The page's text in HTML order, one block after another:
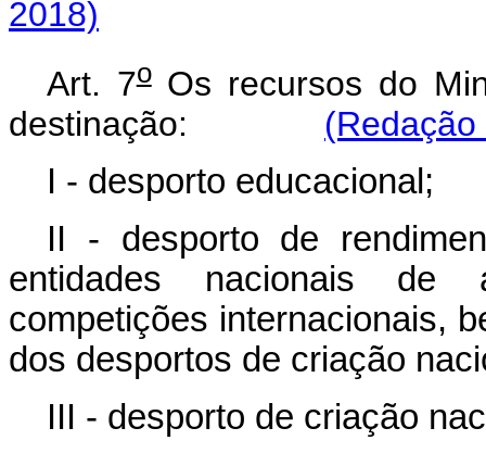
2018)
Art. 7oOs recursos do
destinação:
I - desporto educacional;
II - desporto de
entidades nacionais de
competições internacionais,
dos desportos de criação
III - desporto de criação